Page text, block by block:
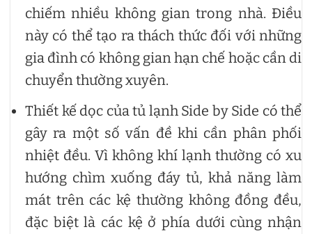
chiếm nhiều không gian trong nhà. Điều
này có thể tạo ra thách thức đối với những
gia đình có không gian hạn chế hoặc cần di
chuyển thường xuyên.
Thiết kế dọc của tủ lạnh Side by Side có thể
gây ra một số vấn đề khi cần phân phối
nhiệt đều. Vì không khí lạnh thường có xu
hướng chìm xuống đáy tủ, khả năng làm
mát trên các kệ thường không đồng đều,
đặc biệt là các kệ ở phía dưới cùng nhận